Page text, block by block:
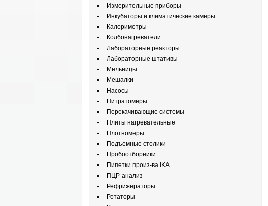
Измерительные приборы
Инкубаторы и климатические камеры
Калориметры
Колбонагреватели
Лабораторные реакторы
Лабораторные штативы
Мельницы
Мешалки
Насосы
Нитратомеры
Перекачивающие системы
Плиты нагревательные
Плотномеры
Подъемные столики
Пробоотборники
Пипетки произ-ва IKA
ПЦР-анализ
Рефрижераторы
Ротаторы